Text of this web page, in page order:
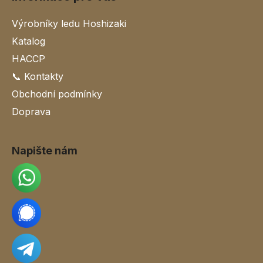
Výrobníky ledu Hoshizaki
Katalog
HACCP
📞 Kontakty
Obchodní podmínky
Doprava
Napište nám